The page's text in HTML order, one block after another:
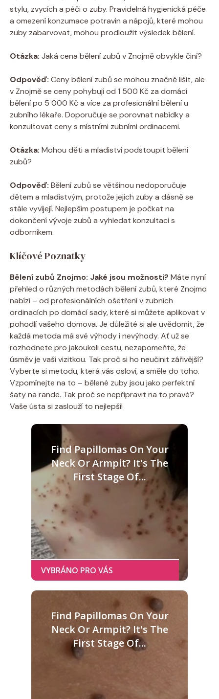
stylu, zvycích a péči o zuby. Pravidelná hygienická péče
a omezení konzumace potravin a nápojů, které mohou
zuby zabarvovat, mohou prodloužit výsledek bělení.
Otázka: Jaká cena bělení zubů v Znojmě obvykle činí?
Odpověď: Ceny bělení zubů se mohou značně lišit, ale
v Znojmě se ceny pohybují od 1 500 Kč za domácí
bělení po 5 000 Kč a více za profesionální bělení u
zubního lékaře. Doporučuje se porovnat nabídky a
konzultovat ceny s místními zubními ordinacemi.
Otázka: Mohou děti a mladiství podstoupit bělení
zubů?
Odpověď: Bělení zubů se většinou nedoporučuje
dětem a mladistvým, protože jejich zuby a dásně se
stále vyvíjejí. Nejlepším postupem je počkat na
dokončení vývoje zubů a vyhledat konzultaci s
odborníkem.
Klíčové Poznatky
Bělení zubů Znojmo: Jaké jsou možnosti? Máte nyní
přehled o různých metodách bělení zubů, které Znojmo
nabízí – od profesionálních ošetření v zubních
ordinacích po domácí sady, které si můžete aplikovat v
pohodlí vašeho domova. Je důležité si ale uvědomit, že
každá metoda má své výhody i nevýhody. Ať už se
rozhodnete pro jakoukoli cestu, nezapomeňte, že
úsměv je vaší vizitkou. Tak proč si ho neučinit zářivější?
Vyberte si metodu, která vás osloví, a směle do toho.
Vzpomínejte na to – bělené zuby jsou jako perfektní
šaty na rande. Tak proč se nepřipravit na to pravé?
Vaše ústa si zaslouží to nejlepší!
Find Papillomas On Your
Neck Or Armpit? It's The
First Stage Of...
Find Papillomas On Your
Neck Or Armpit? It's The
First Stage Of...